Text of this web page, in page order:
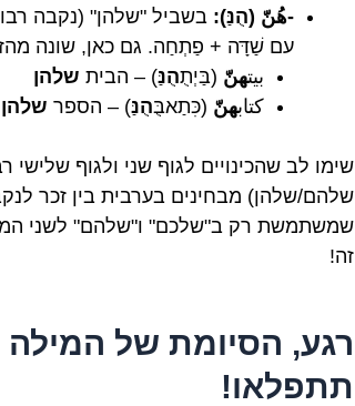
-هُنّ (הֻנַּ): בשביל "שלהן" (נקבה
עם שַׁדָּה + פַתְחַה. גם כאן, שונה
بيتهنّ (בַּיְתֻהֻנַּ) – הבית שלהן
كتابهنّ (כִּתַאבֻּהֻנַּ) – הספר שלהן
שימו לב שהכינויים לגוף שני ולגוף
שלהם/שלהן) מבחינים בערבית בין זכר
שמשתמשת רק ב"שלכם" ו"שלהם" לשני
זה!
רגע, הסיומת של
תתפלאו!